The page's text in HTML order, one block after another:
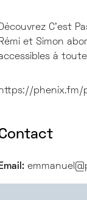
Décou­vrez C’est
Rémi et Simon
à
https://phenix.fm/
Email: